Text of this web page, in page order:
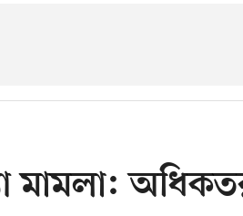
মামলা: